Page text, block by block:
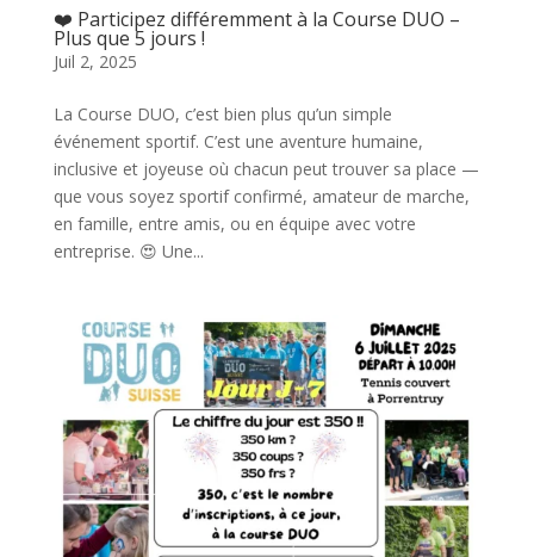
❤️ Participez différemment à la Course DUO –
Plus que 5 jours !
Juil 2, 2025
La Course DUO, c’est bien plus qu’un simple
événement sportif. C’est une aventure humaine,
inclusive et joyeuse où chacun peut trouver sa place —
que vous soyez sportif confirmé, amateur de marche,
en famille, entre amis, ou en équipe avec votre
entreprise. 😍 Une...